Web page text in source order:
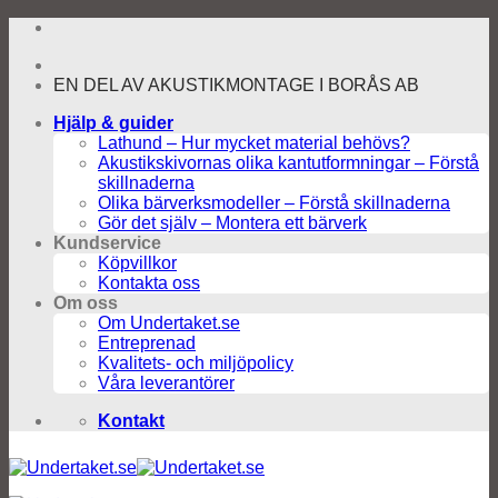
Skip
content
EN DEL AV AKUSTIKMONTAGE I BORÅS AB
Hjälp & guider
Lathund – Hur mycket material behövs?
Akustikskivornas olika kantutformningar – Förstå
skillnaderna
Olika bärverksmodeller – Förstå skillnaderna
Gör det själv – Montera ett bärverk
Kundservice
Köpvillkor
Kontakta oss
Om oss
Om Undertaket.se
Entreprenad
Kvalitets- och miljöpolicy
Våra leverantörer
Kontakt